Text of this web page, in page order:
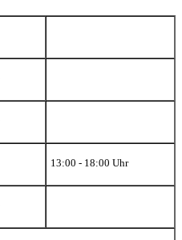
13:00 - 18:00 Uhr